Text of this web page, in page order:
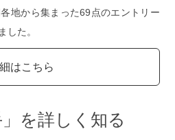
地から集まった69点のエントリー
した。
はこちら
」を詳しく知る